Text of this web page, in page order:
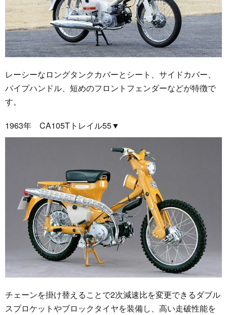
レーシーなロングタンクカバーとシート、サイドカバー、
パイプハンドル、短めのフロントフェンダーなどが特徴で
す。
1963年 CA105Tトレイル55▼
チェーンを掛け替えることで2次減速比を変更できるダブル
スプロケットやブロックタイヤを装備し、高い走破性能を